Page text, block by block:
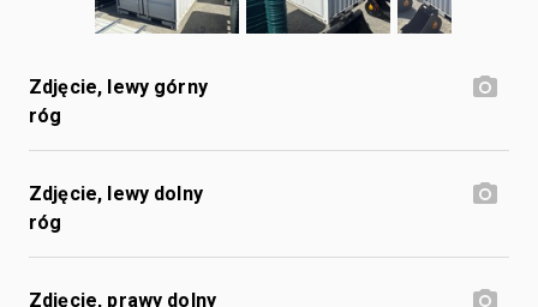
Zdjęcie, lewy górny
róg
Zdjęcie, lewy dolny
róg
Zdjęcie, prawy dolny